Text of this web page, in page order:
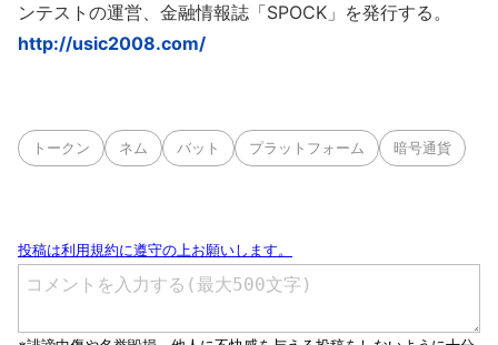
ンテストの運営、金融情報誌「SPOCK」を発行する。
http://usic2008.com/
トークン ネム バット プラットフォーム 暗号通貨